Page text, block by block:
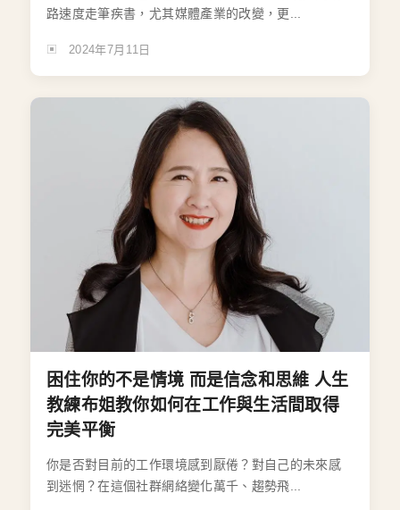
路速度走筆疾書，尤其媒體產業的改變，更...
2024年7月11日
困住你的不是情境 而是信念和思維 人生
教練布姐教你如何在工作與生活間取得
完美平衡
你是否對目前的工作環境感到厭倦？對自己的未來感
到迷惘？在這個社群網絡變化萬千、趨勢飛...